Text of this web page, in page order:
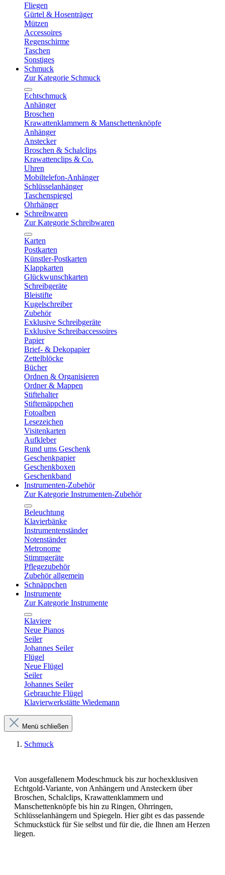
Fliegen
Gürtel & Hosenträger
Mützen
Accessoires
Regenschirme
Taschen
Sonstiges
Schmuck
Zur Kategorie Schmuck
Echtschmuck
Anhänger
Broschen
Krawattenklammern & Manschettenknöpfe
Anhänger
Anstecker
Broschen & Schalclips
Krawattenclips & Co.
Uhren
Mobiltelefon-Anhänger
Schlüsselanhänger
Taschenspiegel
Ohrhänger
Schreibwaren
Zur Kategorie Schreibwaren
Karten
Postkarten
Künstler-Postkarten
Klappkarten
Glückwunschkarten
Schreibgeräte
Bleistifte
Kugelschreiber
Zubehör
Exklusive Schreibgeräte
Exklusive Schreibaccessoires
Papier
Brief- & Dekopapier
Zettelblöcke
Bücher
Ordnen & Organisieren
Ordner & Mappen
Stiftehalter
Stiftemäppchen
Fotoalben
Lesezeichen
Visitenkarten
Aufkleber
Rund ums Geschenk
Geschenkpapier
Geschenkboxen
Geschenkband
Instrumenten-Zubehör
Zur Kategorie Instrumenten-Zubehör
Beleuchtung
Klavierbänke
Instrumentenständer
Notenständer
Metronome
Stimmgeräte
Pflegezubehör
Zubehör allgemein
Schnäppchen
Instrumente
Zur Kategorie Instrumente
Klaviere
Neue Pianos
Seiler
Johannes Seiler
Flügel
Neue Flügel
Seiler
Johannes Seiler
Gebrauchte Flügel
Klavierwerkstätte Wiedemann
Menü schließen
Schmuck
Von ausgefallenem Modeschmuck bis zur hochexklusiven
Echtgold-Variante, von Anhängern und Ansteckern über
Broschen, Schalclips, Krawattenklammern und
Manschettenknöpfe bis hin zu Ringen, Ohrringen,
Schlüsselanhängern und Spiegeln. Hier gibt es das passende
Schmuckstück für Sie selbst und für die, die Ihnen am Herzen
liegen.